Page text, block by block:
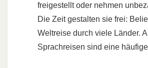
freigestellt oder nehmen
Die Zeit gestalten sie frei:
Weltreise durch viele Länder.
Sprachreisen sind eine